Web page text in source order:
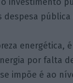
despesa
energética,
por falta
impõe é ao